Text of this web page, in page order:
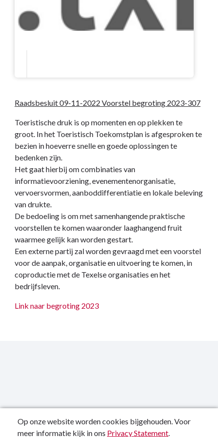
Raadsbesluit 09-11-2022 Voorstel begroting 2023-307
Toeristische druk is op momenten en op plekken te
groot. In het Toeristisch Toekomstplan is afgesproken te
bezien in hoeverre snelle en goede oplossingen te
bedenken zijn.
Het gaat hierbij om combinaties van
informatievoorziening, evenementenorganisatie,
vervoersvormen, aanboddifferentiatie en lokale beleving
van drukte.
De bedoeling is om met samenhangende praktische
voorstellen te komen waaronder laaghangend fruit
waarmee gelijk kan worden gestart.
Een externe partij zal worden gevraagd met een voorstel
voor de aanpak, organisatie en uitvoering te komen, in
coproductie met de Texelse organisaties en het
bedrijfsleven.
Link naar begroting 2023
Op onze website worden cookies bijgehouden. Voor
meer informatie kijk in ons Privacy Statement.